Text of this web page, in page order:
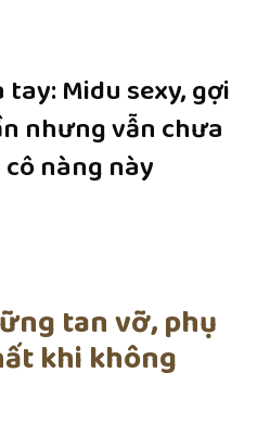
Midu sexy, gợi
nhưng vẫn chưa
nàng này
tan vỡ, phụ
khi không